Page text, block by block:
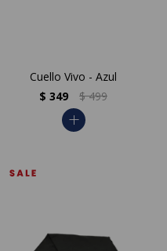
Cuello Vivo - Azul
$ 349 $ 499
add